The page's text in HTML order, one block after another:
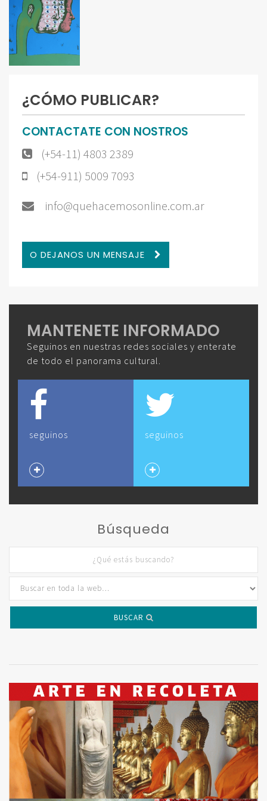
¿CÓMO PUBLICAR?
CONTACTATE CON NOSTROS
(+54-11) 4803 2389
(+54-911) 5009 7093
info@quehacemosonline.com.ar
O DEJANOS UN MENSAJE
MANTENETE INFORMADO
Seguinos en nuestras redes sociales y enterate
de todo el panorama cultural.
seguinos seguinos
Búsqueda
BUSCAR